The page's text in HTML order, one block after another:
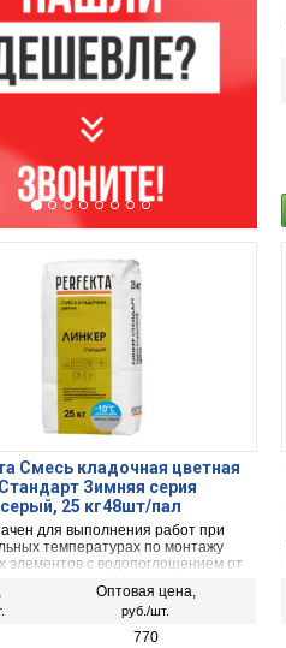
Смесь кладочная цветная
Зимняя серия
25 кг48шт/пал
для выполнения работ при
температурах по монтажу
элементов с водопоглощением от
керамический кирпич, рядовой
и плотный силикатный кирпич,
блоки из бетона и натурального
Оптовая цена,
руб./шт.
770